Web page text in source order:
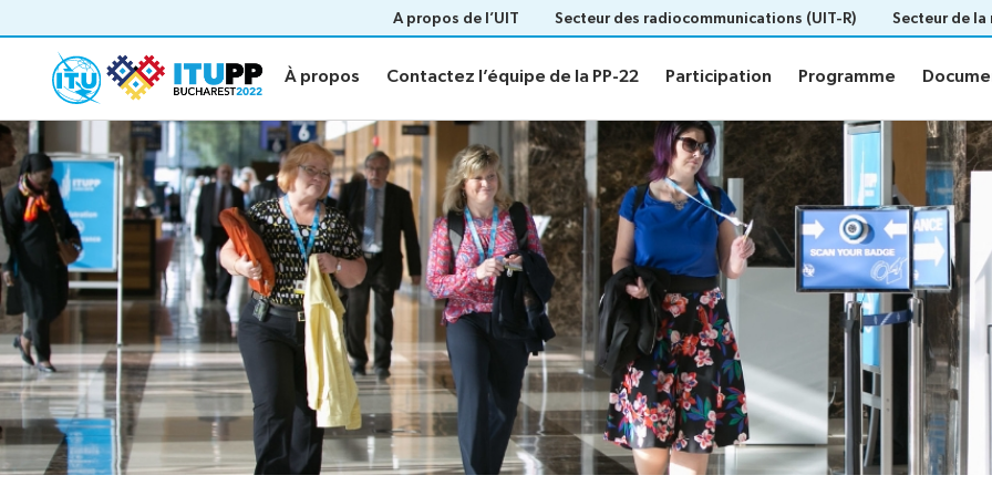
A propos de l’UIT Secteur des radiocommunications (UIT-R) Secteur de
À propos Contactez l’équipe de la PP-22 Participation Programme
À propos
Contactez l’équipe de la PP-22 Participation Programme
À propos
Processus préparatoire
À propos de la PP-22
Dates et échéances importantes
PP inclusive
PP verte
Contactez l’équipe de la PP-22
Contactez l’équipe de la PP-22 Participation
Plan du site
Informations pratiques
Invitations
Pouvoirs
Inscription
Documents
Documents officiels
Déclarations de politique
générale
Élections
Elections results